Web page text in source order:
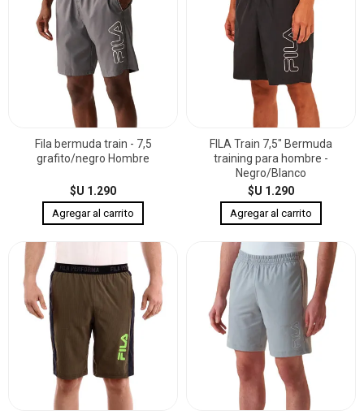
Fila bermuda train - 7,5
grafito/negro Hombre
$U 1.290
FILA Train 7,5" Bermuda
training para hombre -
Negro/Blanco
$U 1.290